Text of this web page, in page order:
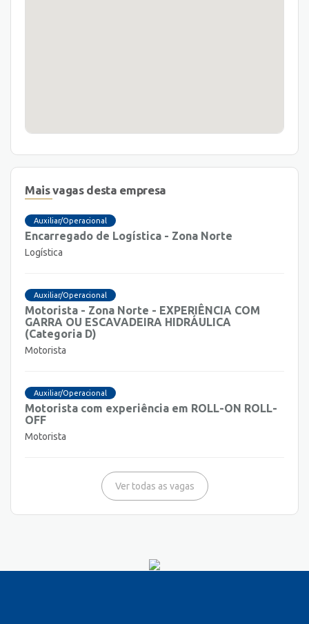
Mais vagas desta empresa
Auxiliar/Operacional
Encarregado de Logística - Zona Norte
Logística
Auxiliar/Operacional
Motorista - Zona Norte - EXPERIÊNCIA COM
GARRA OU ESCAVADEIRA HIDRÁULICA
(Categoria D)
Motorista
Auxiliar/Operacional
Motorista com experiência em ROLL-ON ROLL-
OFF
Motorista
Ver todas as vagas